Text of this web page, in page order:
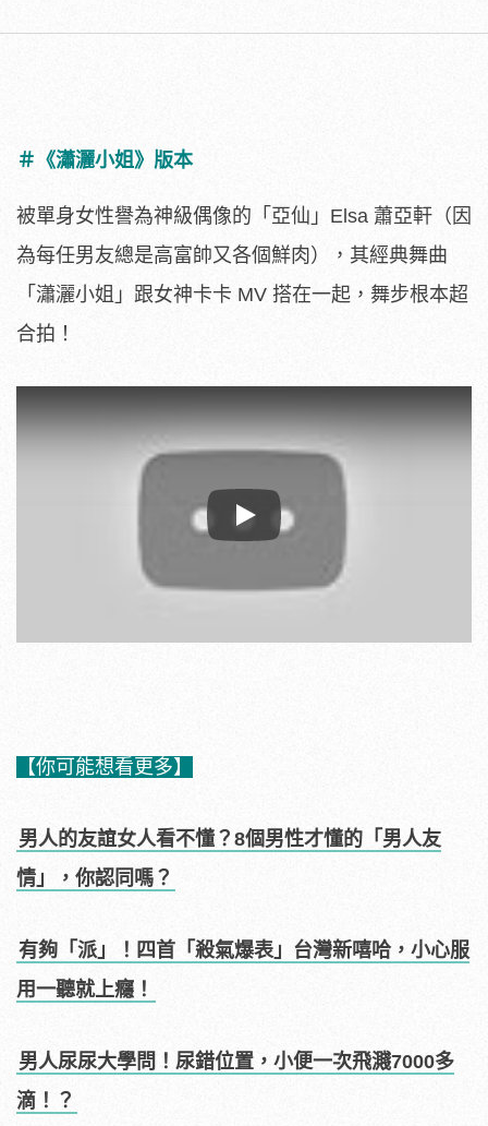
＃《瀟灑小姐》版本
被單身女性譽為神級偶像的「亞仙」Elsa 蕭亞軒（因
為每任男友總是高富帥又各個鮮肉），其經典舞曲
「瀟灑小姐」跟女神卡卡 MV 搭在一起，舞步根本超
合拍！
Play
【你可能想看更多】
男人的友誼女人看不懂？8個男性才懂的「男人友
情」，你認同嗎？
有夠「派」！四首「殺氣爆表」台灣新嘻哈，小心服
用一聽就上癮！
男人尿尿大學問！尿錯位置，小便一次飛濺7000多
滴！？